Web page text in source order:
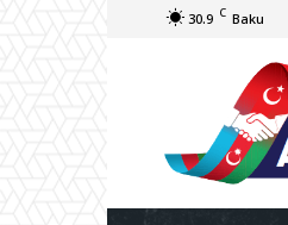
30.9 C Baku